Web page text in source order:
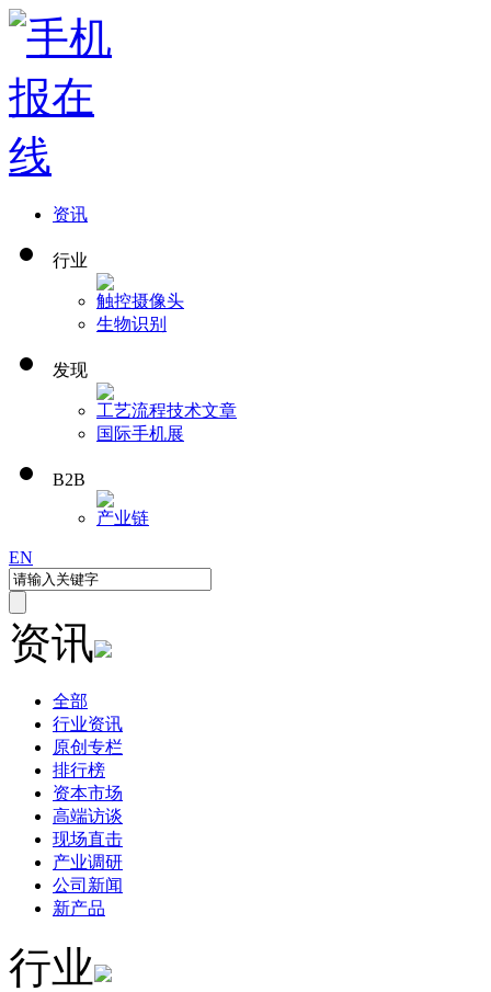
资讯
行业
触控摄像头
生物识别
发现
工艺流程技术文章
国际手机展
B2B
产业链
EN
资讯
全部
行业资讯
原创专栏
排行榜
资本市场
高端访谈
现场直击
产业调研
公司新闻
新产品
行业